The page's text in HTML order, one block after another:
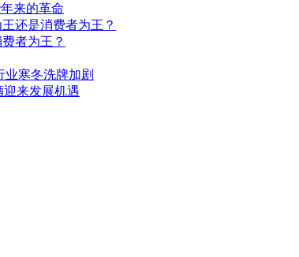
来的革命
还是消费者为王？
者为王？
业寒冬洗牌加剧
迎来发展机遇